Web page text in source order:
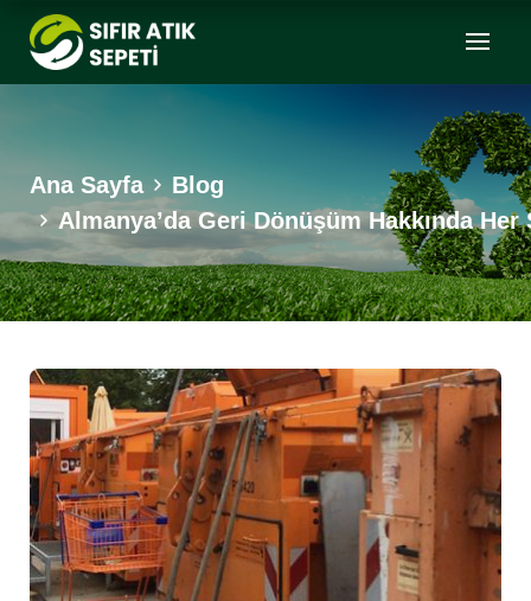
Ana Sayfa
Blog
Almanya’da Geri Dönüşüm Hakkında Her